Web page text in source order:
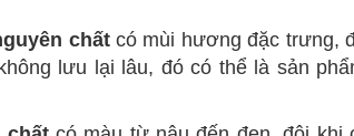
chấtcó mùi hương đặc trưng,
lưu lại lâu, đó có thể là sản